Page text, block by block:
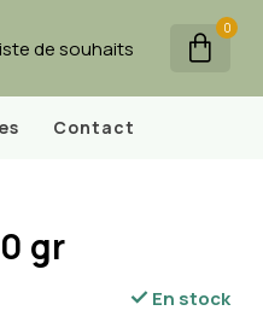
de souhaits
0
Contact
gr
En stock